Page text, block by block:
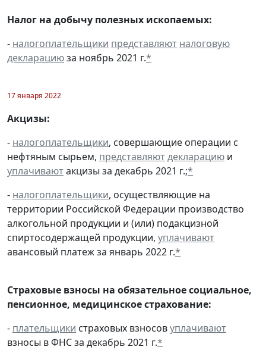
Налог на добычу полезных ископаемых:
- налогоплательщики представляют налоговую
декларациюза ноябрь 2021 г.*
17 января 2022
Акцизы:
- налогоплательщики, совершающие операции с
нефтяным сырьем, представляютдекларацию и
уплачиваютакцизы за декабрь 2021 г.;*
- налогоплательщики, осуществляющие на
территории Российской Федерации производство
алкогольной продукции и (или) подакцизной
спиртосодержащей продукции, уплачивают
авансовый платеж за январь 2022 г.*
Страховые взносы на обязательное социальное,
пенсионное, медицинское страхование:
- плательщики страховых взносовуплачивают
взносы в ФНС за декабрь 2021 г.*